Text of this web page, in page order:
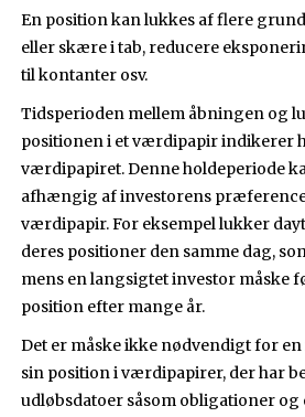
En position kan lukkes af flere
eller skære i tab, reducere
til kontanter osv.
Tidsperioden mellem åbningen og
positionen i et værdipapir indikerer
værdipapiret. Denne holdeperiode
afhængig af investorens
værdipapir. For eksempel lukker
deres positioner den samme dag,
mens en langsigtet investor måske
position efter mange år.
Det er måske ikke nødvendigt for
sin position i værdipapirer, der har
udløbsdatoer såsom obligationer og